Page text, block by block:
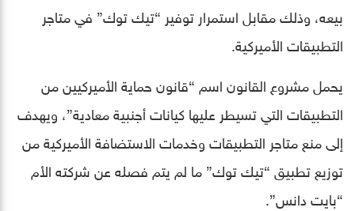
بيعه، وذلك مقابل استمرار توفير “تيك توك” في متاجر
التطبيقات الأميركية.
يحمل مشروع القانون اسم “قانون حماية الأميركيين من
التطبيقات التي تسيطر عليها كيانات أجنبية معادية”، ويهدف
إلى منع متاجر التطبيقات وخدمات الاستضافة الأميركية من
توزيع تطبيق “تيك توك” ما لم يتم فصله عن شركته الأم
“بايت دانس”.